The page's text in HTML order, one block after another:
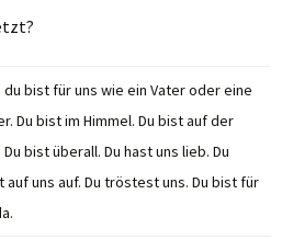
bist für uns wie ein Vater oder eine
Du bist im Himmel. Du bist auf der
Du bist überall. Du hast uns lieb. Du
auf uns auf. Du tröstest uns. Du bist für